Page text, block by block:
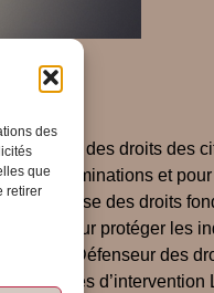
des
que
retirer
et des droits des
discriminations et
la défense des droits
pour protéger les
: Le Défenseur des
domaines